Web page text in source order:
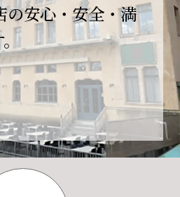
開業10周年イベント開催
休業とさせていただきま
の賜物と、心より感謝申し上
が、何卒よろしくお願い
します。
の安心・安全・満